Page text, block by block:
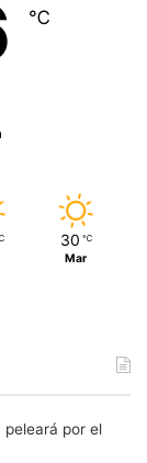
℃
30 ℃
Mar
peleará por el